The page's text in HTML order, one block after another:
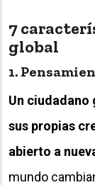
7
global
1.
Un
sus propias
abierto a
mundo